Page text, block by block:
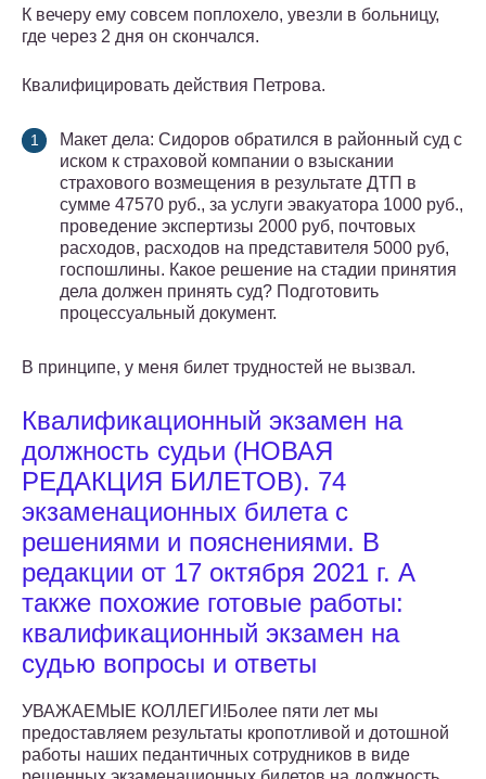
К вечеру ему совсем поплохело, увезли в больницу,
где через 2 дня он скончался.
Квалифицировать действия Петрова.
Макет дела: Сидоров обратился в районный суд с
иском к страховой компании о взыскании
страхового возмещения в результате ДТП в
сумме 47570 руб., за услуги эвакуатора 1000 руб.,
проведение экспертизы 2000 руб, почтовых
расходов, расходов на представителя 5000 руб,
госпошлины. Какое решение на стадии принятия
дела должен принять суд? Подготовить
процессуальный документ.
В принципе, у меня билет трудностей не вызвал.
Квалификационный экзамен на
должность судьи (НОВАЯ
РЕДАКЦИЯ БИЛЕТОВ). 74
экзаменационных билета с
решениями и пояснениями. В
редакции от 17 октября 2021 г. А
также похожие готовые работы:
квалификационный экзамен на
судью вопросы и ответы
УВАЖАЕМЫЕ КОЛЛЕГИ!Более пяти лет мы
предоставляем результаты кропотливой и дотошной
работы наших педантичных сотрудников в виде